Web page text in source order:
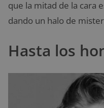
que la mitad de la cara
dando un halo de
Hasta los